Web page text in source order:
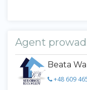
Agent
Beata
+48 609